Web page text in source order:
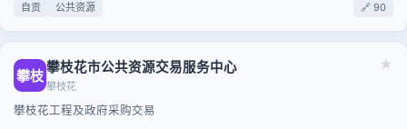
自贡 公共资源 🔗 90
★
攀枝攀枝花市公共资源交易服务中心
攀枝花
攀枝花工程及政府采购交易